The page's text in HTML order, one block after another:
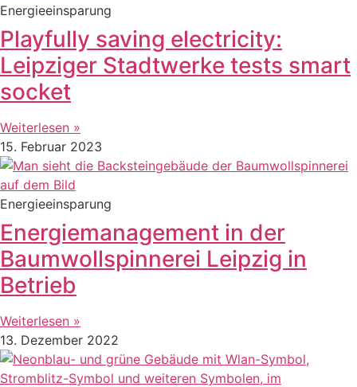
Energieeinsparung
Playfully saving electricity:
Leipziger Stadtwerke tests smart
socket
Weiterlesen »
15. Februar 2023
Energieeinsparung
Energiemanagement in der
Baumwollspinnerei Leipzig in
Betrieb
Weiterlesen »
13. Dezember 2022